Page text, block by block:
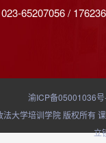
65207056 /
渝ICP备05001036
大学培训学院 版权所有
立